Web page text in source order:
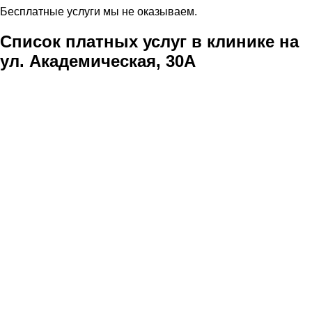
Бесплатные услуги мы не оказываем.
Список платных услуг в клинике на
ул. Академическая, 30А